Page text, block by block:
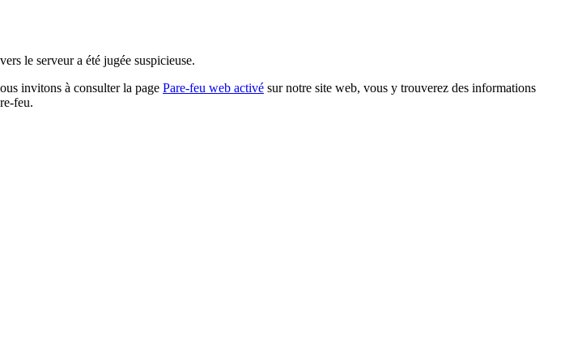
le serveur a été jugée suspicieuse.
invitons à consulter la page Pare-feu web activé sur notre site web, vous y trouverez des informations
feu.